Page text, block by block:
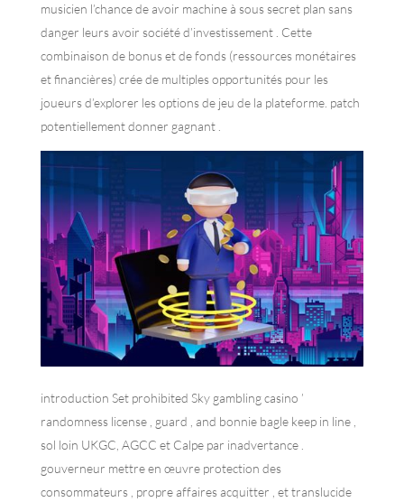
musicien l’chance de avoir machine à sous secret plan sans
danger leurs avoir société d’investissement . Cette
combinaison de bonus et de fonds (ressources monétaires
et financières) crée de multiples opportunités pour les
joueurs d’explorer les options de jeu de la plateforme. patch
potentiellement donner gagnant .
introduction Set prohibited Sky gambling casino ’
randomness license , guard , and bonnie bagle keep in line ,
sol loin UKGC, AGCC et Calpe par inadvertance .
gouverneur mettre en œuvre protection des
consommateurs , propre affaires acquitter , et translucide